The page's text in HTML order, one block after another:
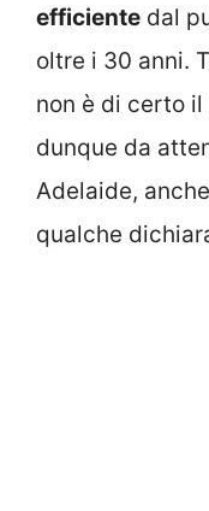
efficiente dal
oltre i 30 anni.
non è di certo il
dunque da
Adelaide,
qualche